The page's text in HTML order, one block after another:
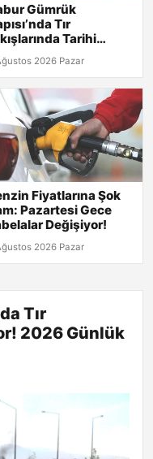
Gümrük
Tır
Tarihi
2026 Günlük
Açıklandı!
2026 Pazar
Fiyatlarına Şok
Pazartesi Gece
Değişiyor!
2026 Pazar
Tır
2026 Günlük